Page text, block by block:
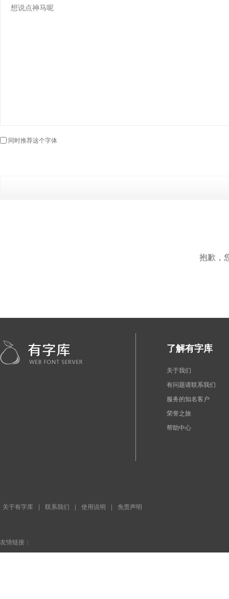
同时推荐这个字体
抱歉，
了解有字库
关于我们
有问题请联系我们
服务的知名客户
荣誉之旅
帮助中心
关于有字库 | 联系我们 | 使用说明 | 免责声明
友情链接：